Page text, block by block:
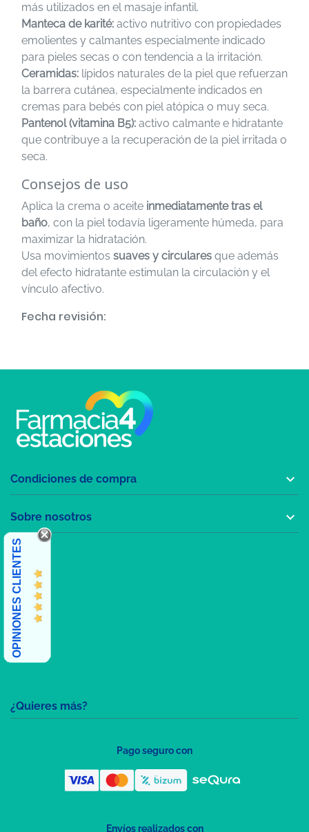
más utilizados en el masaje infantil.
Manteca de karité: activo nutritivo con propiedades
emolientes y calmantes especialmente indicado
para pieles secas o con tendencia a la irritación.
Ceramidas: lípidos naturales de la piel que refuerzan
la barrera cutánea, especialmente indicados en
cremas para bebés con piel atópica o muy seca.
Pantenol (vitamina B5): activo calmante e hidratante
que contribuye a la recuperación de la piel irritada o
seca.
Consejos de uso
Aplica la crema o aceite inmediatamente tras el
baño, con la piel todavía ligeramente húmeda, para
maximizar la hidratación.
Usa movimientos suaves y circulares que además
del efecto hidratante estimulan la circulación y el
vínculo afectivo.
Fecha revisión:
¿Quieres más?
Condiciones de compra 
Sobre nosotros 
OPINIONES CLIENTES
Pago seguro con
Envíos realizados con